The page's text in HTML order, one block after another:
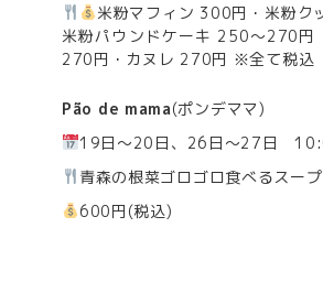
米粉マフィン 300円・米粉ク
米粉パウンドケーキ 250～270円
270円・カヌレ 270円 ※全て税込
Pão de mama(ポンデママ)
19日～20日、26日～27日
青森の根菜ゴロゴロ食べるスープ
600円(税込)